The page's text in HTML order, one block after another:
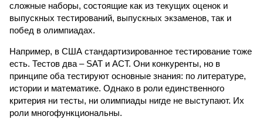
сложные наборы, состоящие как из текущих оценок и
выпускных тестирований, выпускных экзаменов, так и
побед в олимпиадах.
Например, в США стандартизированное тестирование тоже
есть. Тестов два – SAT и ACT. Они конкуренты, но в
принципе оба тестируют основные знания: по литературе,
истории и математике. Однако в роли единственного
критерия ни тесты, ни олимпиады нигде не выступают. Их
роли многофункциональны.